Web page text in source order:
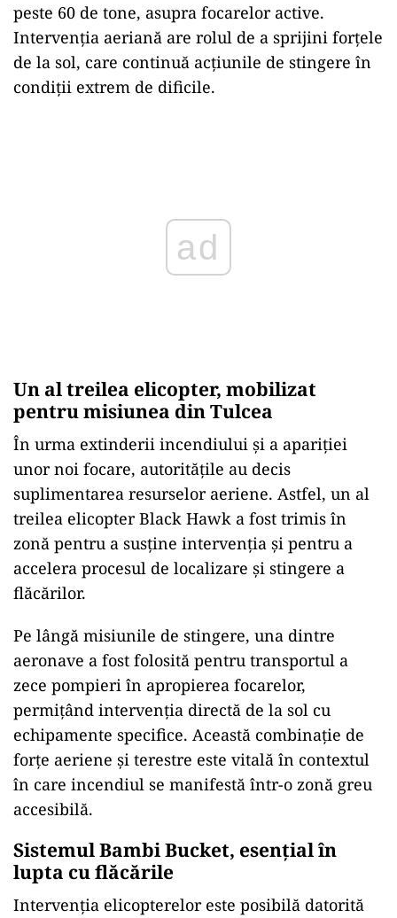
peste 60 de tone, asupra focarelor active.
Intervenția aeriană are rolul de a sprijini forțele
de la sol, care continuă acțiunile de stingere în
condiții extrem de dificile.
Un al treilea elicopter, mobilizat
pentru misiunea din Tulcea
În urma extinderii incendiului și a apariției
unor noi focare, autoritățile au decis
suplimentarea resurselor aeriene. Astfel, un al
treilea elicopter Black Hawk a fost trimis în
zonă pentru a susține intervenția și pentru a
accelera procesul de localizare și stingere a
flăcărilor.
Pe lângă misiunile de stingere, una dintre
aeronave a fost folosită pentru transportul a
zece pompieri în apropierea focarelor,
permițând intervenția directă de la sol cu
echipamente specifice. Această combinație de
forțe aeriene și terestre este vitală în contextul
în care incendiul se manifestă într-o zonă greu
accesibilă.
Sistemul Bambi Bucket, esențial în
lupta cu flăcările
Intervenția elicopterelor este posibilă datorită